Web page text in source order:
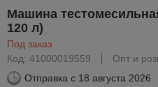
Машина
120 л)
Под заказ
Код: 41000019559
Опт и
Отправка с 18 августа 2026